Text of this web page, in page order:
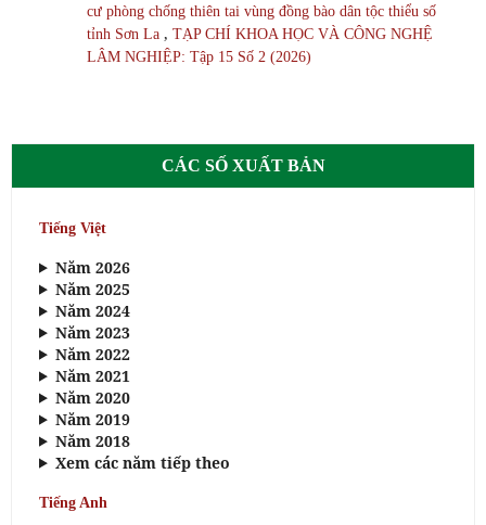
cư phòng chống thiên tai vùng đồng bào dân tộc thiểu số
tỉnh Sơn La , TẠP CHÍ KHOA HỌC VÀ CÔNG NGHỆ
LÂM NGHIỆP: Tập 15 Số 2 (2026)
CÁC SỐ XUẤT BẢN
Tiếng Việt
Năm 2026
Năm 2025
Năm 2024
Năm 2023
Năm 2022
Năm 2021
Năm 2020
Năm 2019
Năm 2018
Xem các năm tiếp theo
Tiếng Anh